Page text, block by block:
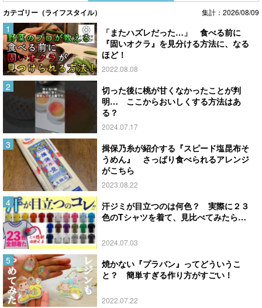
カテゴリー（ライフスタイル） 集計：2026/08/09
「またハズレだった…」 食べる前に
『固いオクラ』を見分ける方法に、なる
ほど！
2022.08.08
切った後に桃が甘くなかったことが判
明… ここからおいしくする方法はあ
る？
2024.07.17
揖保乃糸が紹介する『スピード塩昆布そ
うめん』 さっぱり食べられるアレンジ
がこちら
2023.08.22
汗ジミが目立つのは何色？ 実際に２３
色のTシャツを着て、見比べてみたら…
2024.07.03
焼かない『プラバン』ってどういうこ
と？ 簡単すぎる作り方がすごい！
2022.07.22